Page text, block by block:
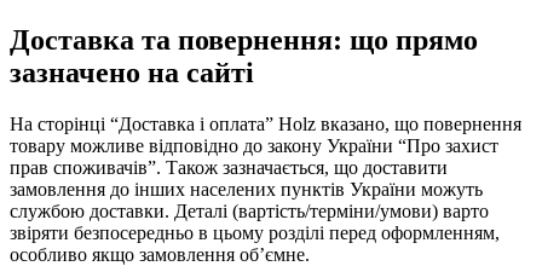
Доставка та повернення: що прямо
зазначено на сайті
На сторінці “Доставка і оплата” Holz вказано, що повернення
товару можливе відповідно до закону України “Про захист
прав споживачів”. Також зазначається, що доставити
замовлення до інших населених пунктів України можуть
службою доставки. Деталі (вартість/терміни/умови) варто
звіряти безпосередньо в цьому розділі перед оформленням,
особливо якщо замовлення об’ємне.